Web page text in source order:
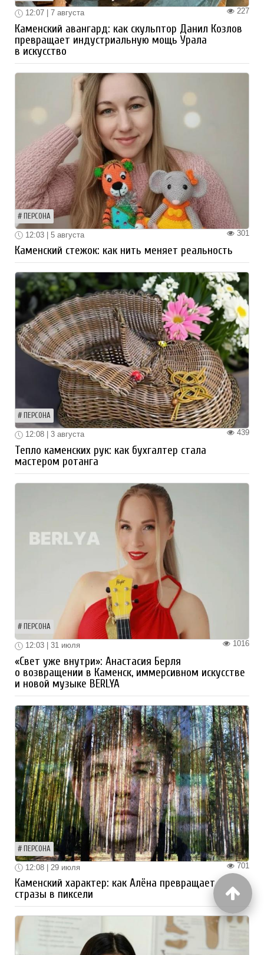
227
12:07 | 7 августа
Каменский авангард: как скульптор Данил Козлов
превращает индустриальную мощь Урала
в искусство
ПЕРСОНА
301
12:03 | 5 августа
Каменский стежок: как нить меняет реальность
ПЕРСОНА
439
12:08 | 3 августа
Тепло каменских рук: как бухгалтер стала
мастером ротанга
ПЕРСОНА
1016
12:03 | 31 июля
«Свет уже внутри»: Анастасия Берля
о возвращении в Каменск, иммерсивном искусстве
и новой музыке BERLYA
ПЕРСОНА
701
12:08 | 29 июля
Каменский характер: как Алёна превращает
стразы в пиксели